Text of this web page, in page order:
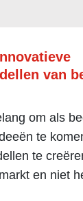
van
om als
te
te
en niet